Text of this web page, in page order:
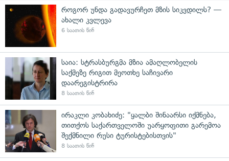
როგორ უნდა გადავურჩეთ მზის სიკვდილს? —
ახალი კვლევა
6 საათის წინ
საია: სტრასბურგმა მზია ამაღლობელის
საქმეზე რიგით მეოთხე საჩივარი
დაარეგისტრირა
8 საათის წინ
ირაკლი კობახიძე: "ყალბი შინაარსი იქმნება,
თითქოს საქართველოში უარყოფითი გარემოა
შექმნილი რუსი ტურისტებისთვის"
8 საათის წინ